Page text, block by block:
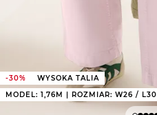
-30%
WYSOKA TALIA
MODEL: 1,76M | ROZMIAR: W26 / L30